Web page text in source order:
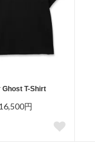
Ghost T-Shirt
16,500円